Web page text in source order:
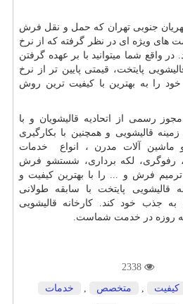
جنوبی تهران که حمل و نقل فرش
های ویژه ای در نظر گرفته که از نرخ
در واقع شما میتوانید با بر عهده گرفتن
پایتخت، قیمتی پایین تر از نرخ
خود را به بهترین با کیفیت ترین روش
رسمی از اتحادیه قالیشویان و با
قالیشویی و همچنین با بکارگیری
ماشین آلات مدرن ، انواع خدمات
رفوگری، لکه برداری، شستشو فرش
فرش و ... را با بهترین کیفیت و
قالیشویی پایتخت با سابقه طولانی
به جذب خود کند. کارخانه قالیشویی
روزه در خدمت شماست.
كیفیت متخصص خدمات